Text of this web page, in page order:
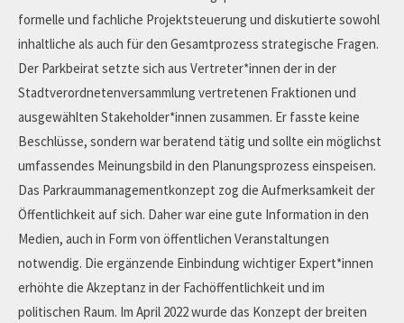
formelle und fachliche Projektsteuerung und diskutierte sowohl
inhaltliche als auch für den Gesamtprozess strategische Fragen.
Der Parkbeirat setzte sich aus Vertreter*innen der in der
Stadtverordnetenversammlung vertretenen Fraktionen und
ausgewählten Stakeholder*innen zusammen. Er fasste keine
Beschlüsse, sondern war beratend tätig und sollte ein möglichst
umfassendes Meinungsbild in den Planungsprozess einspeisen.
Das Parkraummanagementkonzept zog die Aufmerksamkeit der
Öffentlichkeit auf sich. Daher war eine gute Information in den
Medien, auch in Form von öffentlichen Veranstaltungen
notwendig. Die ergänzende Einbindung wichtiger Expert*innen
erhöhte die Akzeptanz in der Fachöffentlichkeit und im
politischen Raum. Im April 2022 wurde das Konzept der breiten